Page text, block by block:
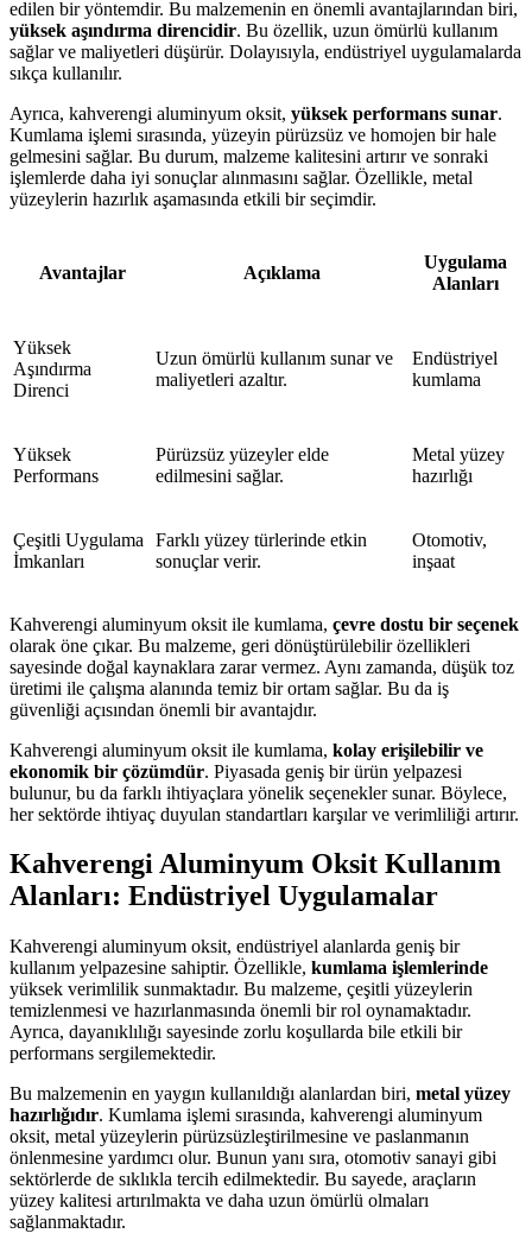
edilen bir yöntemdir. Bu malzemenin en önemli avantajlarından biri,
yüksek aşındırma direncidir. Bu özellik, uzun ömürlü kullanım
sağlar ve maliyetleri düşürür. Dolayısıyla, endüstriyel uygulamalarda
sıkça kullanılır.
Ayrıca, kahverengi aluminyum oksit, yüksek performans sunar.
Kumlama işlemi sırasında, yüzeyin pürüzsüz ve homojen bir hale
gelmesini sağlar. Bu durum, malzeme kalitesini artırır ve sonraki
işlemlerde daha iyi sonuçlar alınmasını sağlar. Özellikle, metal
yüzeylerin hazırlık aşamasında etkili bir seçimdir.
Avantajlar Açıklama
Uygulama
Alanları
Yüksek
Aşındırma
Direnci
Uzun ömürlü kullanım sunar ve
maliyetleri azaltır.
Endüstriyel
kumlama
Yüksek
Performans
Pürüzsüz yüzeyler elde
edilmesini sağlar.
Metal yüzey
hazırlığı
Çeşitli Uygulama
İmkanları
Farklı yüzey türlerinde etkin
sonuçlar verir.
Otomotiv,
inşaat
Kahverengi aluminyum oksit ile kumlama, çevre dostu bir seçenek
olarak öne çıkar. Bu malzeme, geri dönüştürülebilir özellikleri
sayesinde doğal kaynaklara zarar vermez. Aynı zamanda, düşük toz
üretimi ile çalışma alanında temiz bir ortam sağlar. Bu da iş
güvenliği açısından önemli bir avantajdır.
Kahverengi aluminyum oksit ile kumlama, kolay erişilebilir ve
ekonomik bir çözümdür. Piyasada geniş bir ürün yelpazesi
bulunur, bu da farklı ihtiyaçlara yönelik seçenekler sunar. Böylece,
her sektörde ihtiyaç duyulan standartları karşılar ve verimliliği artırır.
Kahverengi Aluminyum Oksit Kullanım
Alanları: Endüstriyel Uygulamalar
Kahverengi aluminyum oksit, endüstriyel alanlarda geniş bir
kullanım yelpazesine sahiptir. Özellikle, kumlama işlemlerinde
yüksek verimlilik sunmaktadır. Bu malzeme, çeşitli yüzeylerin
temizlenmesi ve hazırlanmasında önemli bir rol oynamaktadır.
Ayrıca, dayanıklılığı sayesinde zorlu koşullarda bile etkili bir
performans sergilemektedir.
Bu malzemenin en yaygın kullanıldığı alanlardan biri, metal yüzey
hazırlığıdır. Kumlama işlemi sırasında, kahverengi aluminyum
oksit, metal yüzeylerin pürüzsüzleştirilmesine ve paslanmanın
önlenmesine yardımcı olur. Bunun yanı sıra, otomotiv sanayi gibi
sektörlerde de sıklıkla tercih edilmektedir. Bu sayede, araçların
yüzey kalitesi artırılmakta ve daha uzun ömürlü olmaları
sağlanmaktadır.